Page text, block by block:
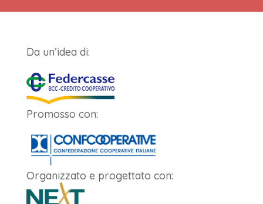
Da un’idea di:
Promosso con:
Organizzato e progettato con: